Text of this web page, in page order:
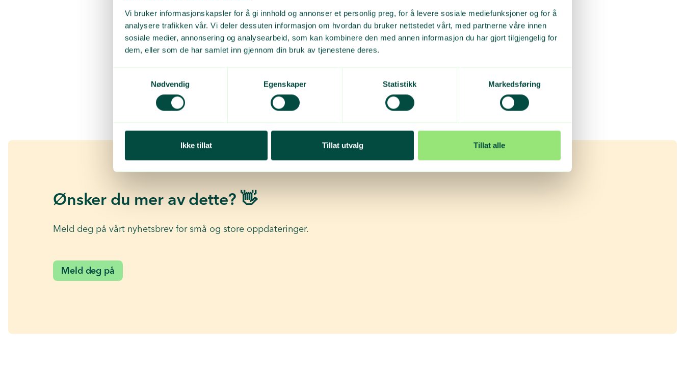
Vi bruker informasjonskapsler for å gi innhold og annonser et personlig preg, for å levere sosiale mediefunksjoner og for å
analysere trafikken vår. Vi deler dessuten informasjon om hvordan du bruker nettstedet vårt, med partnerne våre innen
sosiale medier, annonsering og analysearbeid, som kan kombinere den med annen informasjon du har gjort tilgjengelig for
dem, eller som de har samlet inn gjennom din bruk av tjenestene deres.
Nødvendig
Egenskaper Statistikk Markedsføring
Ikke tillat Tillat utvalg Tillat alle
Ingen materialgjenvinning
Er det kildesorter ved levering til deg, har du fortsatt krav til ta det imot gratis
Ingen godtgjørelse fra GPN
Høy kostnad ved levering til energigjenvinningsanlegg/deponi
Ønsker du mer av dette? 👋
Meld deg på vårt nyhetsbrev for små og store oppdateringer.
Meld deg på